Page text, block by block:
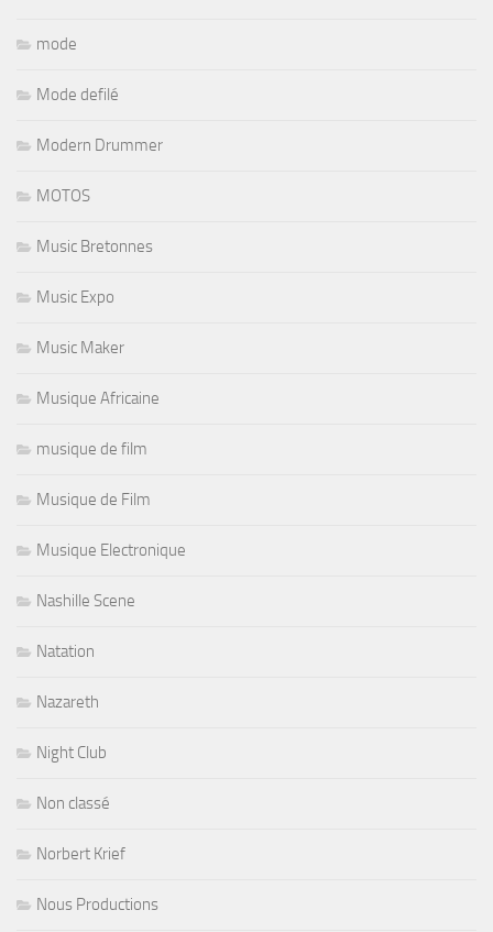
mode
Mode defilé
Modern Drummer
MOTOS
Music Bretonnes
Music Expo
Music Maker
Musique Africaine
musique de film
Musique de Film
Musique Electronique
Nashille Scene
Natation
Nazareth
Night Club
Non classé
Norbert Krief
Nous Productions